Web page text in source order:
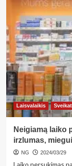
<strong>3
velykiniai
receptai
pagal
instagrame
receptais
žavintį
Andrių
Šimulyną:
užkandžiui,
patiekalui
desertui
išleisite
Laisvalaikis
Neigiamą laiko
irzlumas,
NG 2024/03/29
Laiko persukimas